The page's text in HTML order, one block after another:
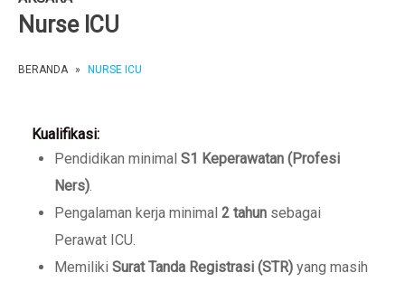
Nurse ICU
BERANDA » NURSE ICU
Kualifikasi:
Pendidikan minimal S1 Keperawatan (Profesi
Ners).
Pengalaman kerja minimal 2 tahun sebagai
Perawat ICU.
Memiliki Surat Tanda Registrasi (STR) yang masih